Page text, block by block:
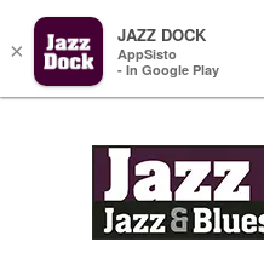
×
JAZZ DOCK
AppSisto
- In Google Play